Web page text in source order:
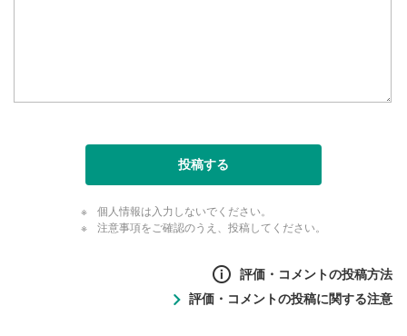
投稿する
個人情報は入力しないでください。
注意事項をご確認のうえ、投稿してください。
評価・コメントの投稿方法
評価・コメントの投稿に関する注意